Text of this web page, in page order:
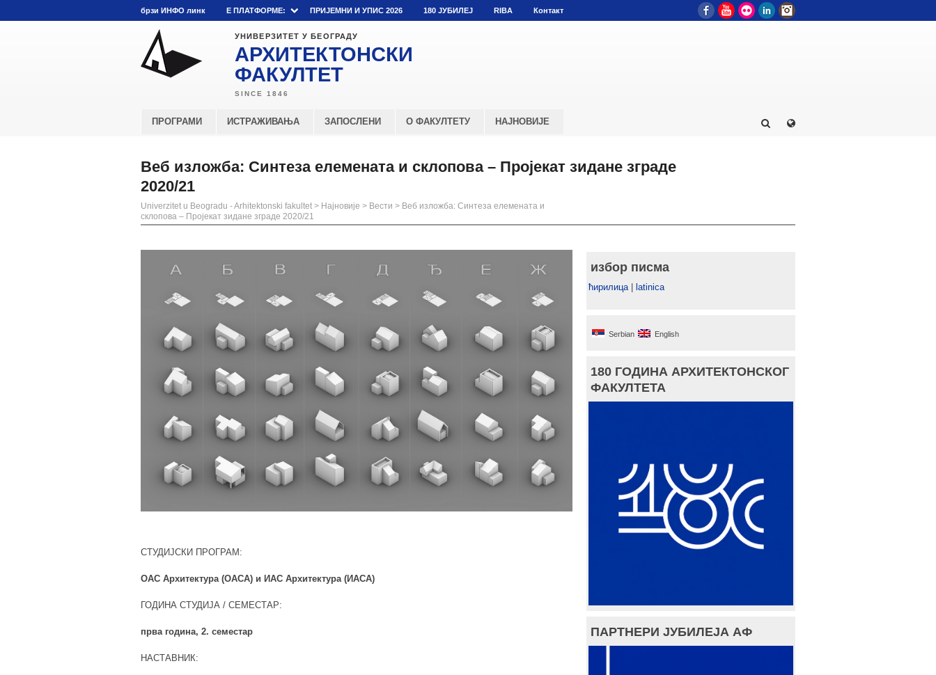
брзи ИНФО линк E ПЛАТФОРМЕ: ПРИЈЕМНИ И УПИС 2026 180 ЈУБИЛЕЈ RIBA Контакт FacebookYouTube
Flickr LinkedIn
УНИВЕРЗИТЕТ У БЕОГРАДУ
АРХИТЕКТОНСКИ
ФАКУЛТЕТ
ПРОГРАМИ ИСТРАЖИВАЊА ЗАПОСЛЕНИ О ФАКУЛТЕТУ НАЈНОВИЈЕ
Веб изложба: Синтеза елемената и склопова – Пројекат зидане зграде
2020/21
Univerzitet u Beogradu - Arhitektonski fakultet > Најновије > Вести > Веб изложба: Синтеза елемената и
склопова – Пројекат зидане зграде 2020/21
СТУДИЈСКИ ПРОГРАМ:
ОАС Архитектура (ОАСА) и ИАС Архитектура (ИАСА)
ГОДИНА СТУДИЈА / СЕМЕСТАР:
прва година, 2. семестар
НАСТАВНИК:
избор писма
ћирилица| latinica
Serbian English
180 ГОДИНА АРХИТЕКТОНСКОГ
ФАКУЛТЕТА
ПАРТНЕРИ ЈУБИЛЕЈА АФ